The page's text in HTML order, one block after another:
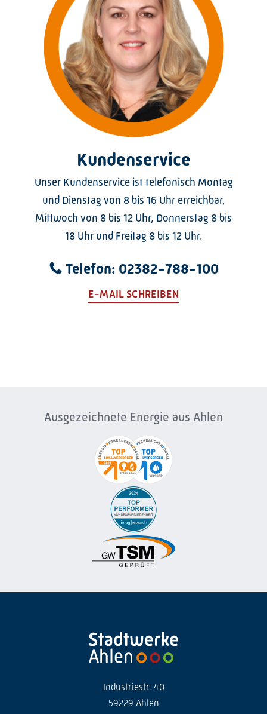
Kundenservice
Unser Kundenservice ist telefonisch Montag
und Dienstag von 8 bis 16 Uhr erreichbar,
Mittwoch von 8 bis 12 Uhr, Donnerstag 8 bis
18 Uhr und Freitag 8 bis 12 Uhr.
Telefon: 02382-788-100
E-MAIL SCHREIBEN
Ausgezeichnete Energie aus Ahlen
Industriestr. 40
59229 Ahlen